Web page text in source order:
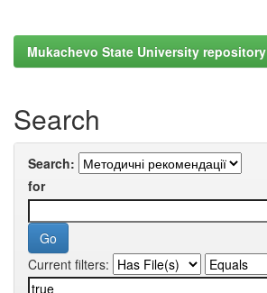
Mukachevo State University repository
Search
Search:
for
Current filters: